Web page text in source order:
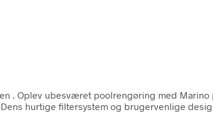
. Oplev ubesværet poolrengøring med
hurtige filtersystem og brugervenlige